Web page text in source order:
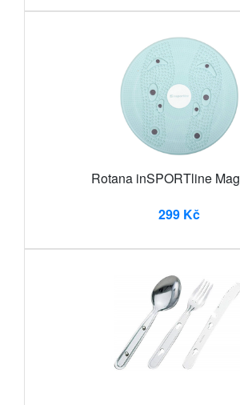
Rotana inSPORTline
299 Kč